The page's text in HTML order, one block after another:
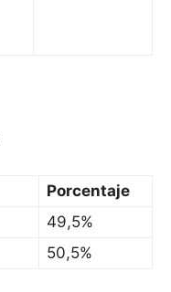
Porcentaje
49,5%
50,5%